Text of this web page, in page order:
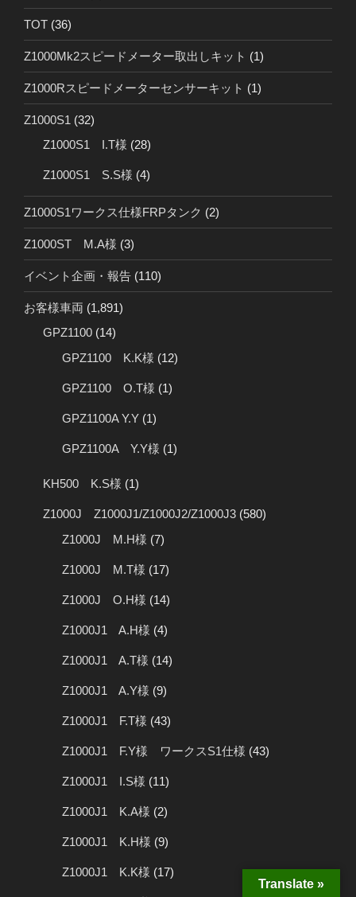
TOT (36)
Z1000Mk2スピードメーター取出しキット (1)
Z1000Rスピードメーターセンサーキット (1)
Z1000S1 (32)
Z1000S1 I.T様 (28)
Z1000S1 S.S様 (4)
Z1000S1ワークス仕様FRPタンク (2)
Z1000ST M.A様 (3)
イベント企画・報告 (110)
お客様車両 (1,891)
GPZ1100 (14)
GPZ1100 K.K様 (12)
GPZ1100 O.T様 (1)
GPZ1100A Y.Y (1)
GPZ1100A Y.Y様 (1)
KH500 K.S様 (1)
Z1000J Z1000J1/Z1000J2/Z1000J3 (580)
Z1000J M.H様 (7)
Z1000J M.T様 (17)
Z1000J O.H様 (14)
Z1000J1 A.H様 (4)
Z1000J1 A.T様 (14)
Z1000J1 A.Y様 (9)
Z1000J1 F.T様 (43)
Z1000J1 F.Y様 ワークスS1仕様 (43)
Z1000J1 I.S様 (11)
Z1000J1 K.A様 (2)
Z1000J1 K.H様 (9)
Z1000J1 K.K様 (17)
Translate »